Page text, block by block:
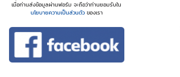
เมื่อท่านส่งข้อมูลผ่านฟอร์ม จะถือว่าท่านยอมรับใน
นโยบายความเป็นส่วนตัวของเรา